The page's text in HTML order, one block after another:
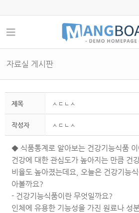
자료실 게시판
제목 ㅅㄷㄴㅅ
작성자 ㅅㄷㄴㅅ
◆ 식품통계로 알아보는 건강기능식품 이
건강에 대한 관심도가 높아지는 만큼 건
비율도 높아졌는데요, 오늘은 건강기능
아볼까요?
- 건강기능식품이란 무엇일까요?
인체에 유용한 기능성을 가진 원료나 성